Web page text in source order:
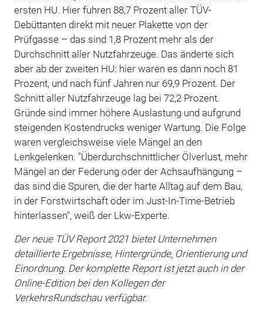
ersten HU. Hier fuhren 88,7 Prozent aller TÜV-
Debüttanten direkt mit neuer Plakette von der
Prüfgasse – das sind 1,8 Prozent mehr als der
Durchschnitt aller Nutzfahrzeuge. Das änderte sich
aber ab der zweiten HU: hier waren es dann noch 81
Prozent, und nach fünf Jahren nur 69,9 Prozent. Der
Schnitt aller Nutzfahrzeuge lag bei 72,2 Prozent.
Gründe sind immer höhere Auslastung und aufgrund
steigenden Kostendrucks weniger Wartung. Die Folge
waren vergleichsweise viele Mängel an den
Lenkgelenken. "Überdurchschnittlicher Ölverlust, mehr
Mängel an der Federung oder der Achsaufhängung –
das sind die Spuren, die der harte Alltag auf dem Bau,
in der Forstwirtschaft oder im Just-In-Time-Betrieb
hinterlassen", weiß der Lkw-Experte.
Der neue TÜV Report 2021 bietet Unternehmen
detaillierte Ergebnisse, Hintergründe, Orientierung und
Einordnung. Der komplette Report ist jetzt auch in der
Online-Edition bei den Kollegen der
VerkehrsRundschau verfügbar.